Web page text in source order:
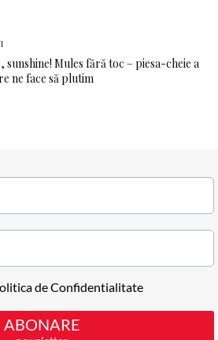
sunshine! Mules fără toc – piesa-cheie a
ne face să plutim